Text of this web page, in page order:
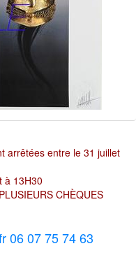
arrêtées entre le 31 juillet
à 13H30
CHÈQUES
06 07 75 74 63